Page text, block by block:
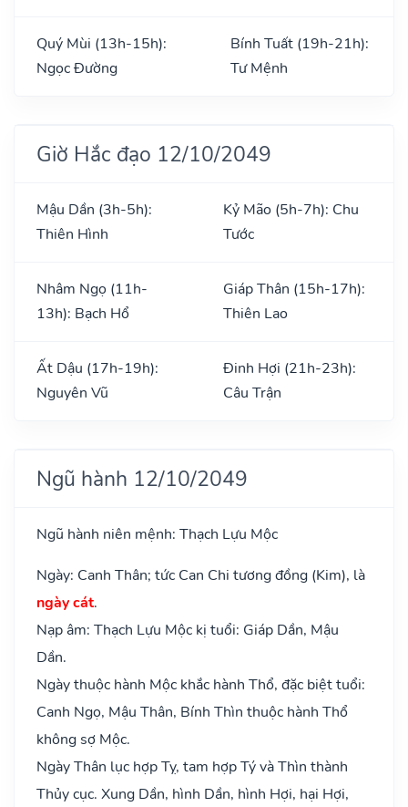
Quý Mùi (13h-15h):
Ngọc Đường
Bính Tuất (19h-21h):
Tư Mệnh
Giờ Hắc đạo 12/10/2049
Mậu Dần (3h-5h):
Thiên Hình
Kỷ Mão (5h-7h): Chu
Tước
Nhâm Ngọ (11h-
13h): Bạch Hổ
Giáp Thân (15h-17h):
Thiên Lao
Ất Dậu (17h-19h):
Nguyên Vũ
Đinh Hợi (21h-23h):
Câu Trận
Ngũ hành 12/10/2049
Ngũ hành niên mệnh: Thạch Lựu Mộc
Ngày: Canh Thân; tức Can Chi tương đồng (Kim), là
ngày cát.
Nạp âm: Thạch Lựu Mộc kị tuổi: Giáp Dần, Mậu
Dần.
Ngày thuộc hành Mộc khắc hành Thổ, đặc biệt tuổi:
Canh Ngọ, Mậu Thân, Bính Thìn thuộc hành Thổ
không sợ Mộc.
Ngày Thân lục hợp Tỵ, tam hợp Tý và Thìn thành
Thủy cục. Xung Dần, hình Dần, hình Hợi, hại Hợi,